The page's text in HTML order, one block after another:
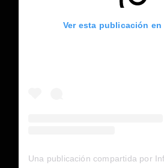
Ver esta publicación en